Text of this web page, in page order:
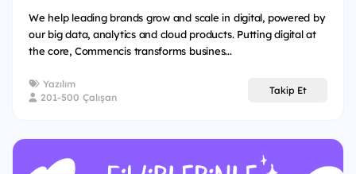
We help leading brands grow and scale in digital, powered by
our big data, analytics and cloud products. Putting digital at
the core, Commencis transforms busines...
Yazılım
201-500 Çalışan
Takip Et